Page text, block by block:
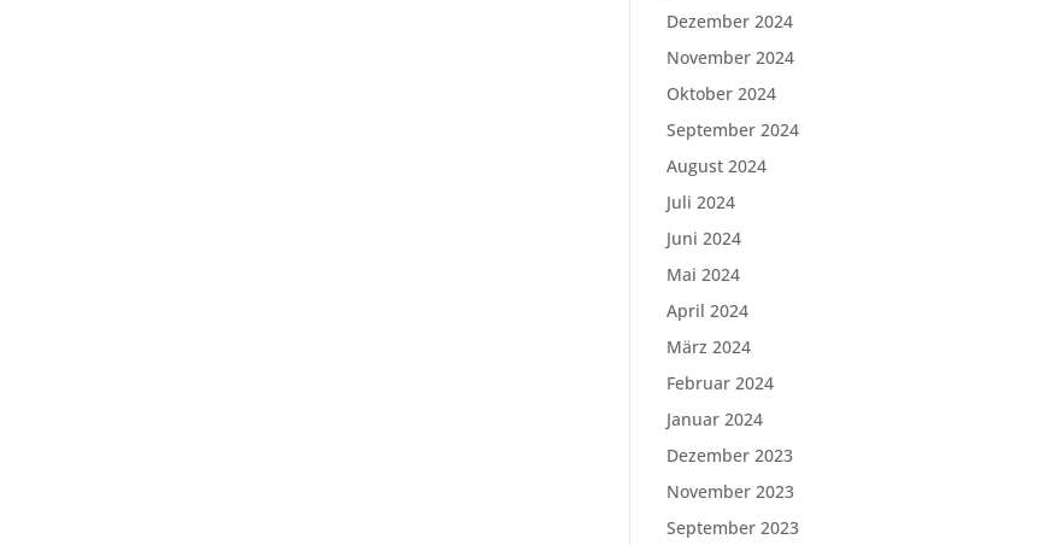
Dezember 2024
November 2024
Oktober 2024
September 2024
August 2024
Juli 2024
Juni 2024
Mai 2024
April 2024
März 2024
Februar 2024
Januar 2024
Dezember 2023
November 2023
September 2023